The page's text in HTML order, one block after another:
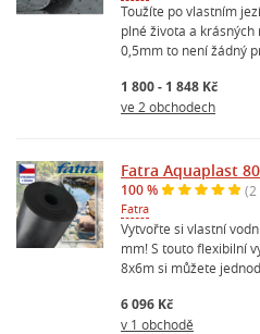
Toužíte po vlastním
plné života a
0,5mm to není žádný
1 800 - 1 848 Kč
ve 2 obchodech
Fatra Aquaplast
100 % (2
Fatra
Vytvořte si vlastní
mm! S touto flexibilní
8x6m si můžete
6 096 Kč
v 1 obchodě